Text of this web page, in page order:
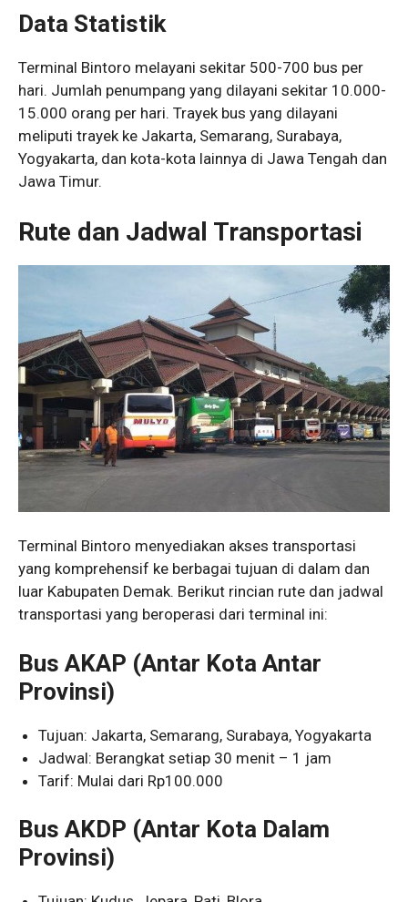
Data Statistik
Terminal Bintoro melayani sekitar 500-700 bus per
hari. Jumlah penumpang yang dilayani sekitar 10.000-
15.000 orang per hari. Trayek bus yang dilayani
meliputi trayek ke Jakarta, Semarang, Surabaya,
Yogyakarta, dan kota-kota lainnya di Jawa Tengah dan
Jawa Timur.
Rute dan Jadwal Transportasi
Terminal Bintoro menyediakan akses transportasi
yang komprehensif ke berbagai tujuan di dalam dan
luar Kabupaten Demak. Berikut rincian rute dan jadwal
transportasi yang beroperasi dari terminal ini:
Bus AKAP (Antar Kota Antar
Provinsi)
Tujuan: Jakarta, Semarang, Surabaya, Yogyakarta
Jadwal: Berangkat setiap 30 menit – 1 jam
Tarif: Mulai dari Rp100.000
Bus AKDP (Antar Kota Dalam
Provinsi)